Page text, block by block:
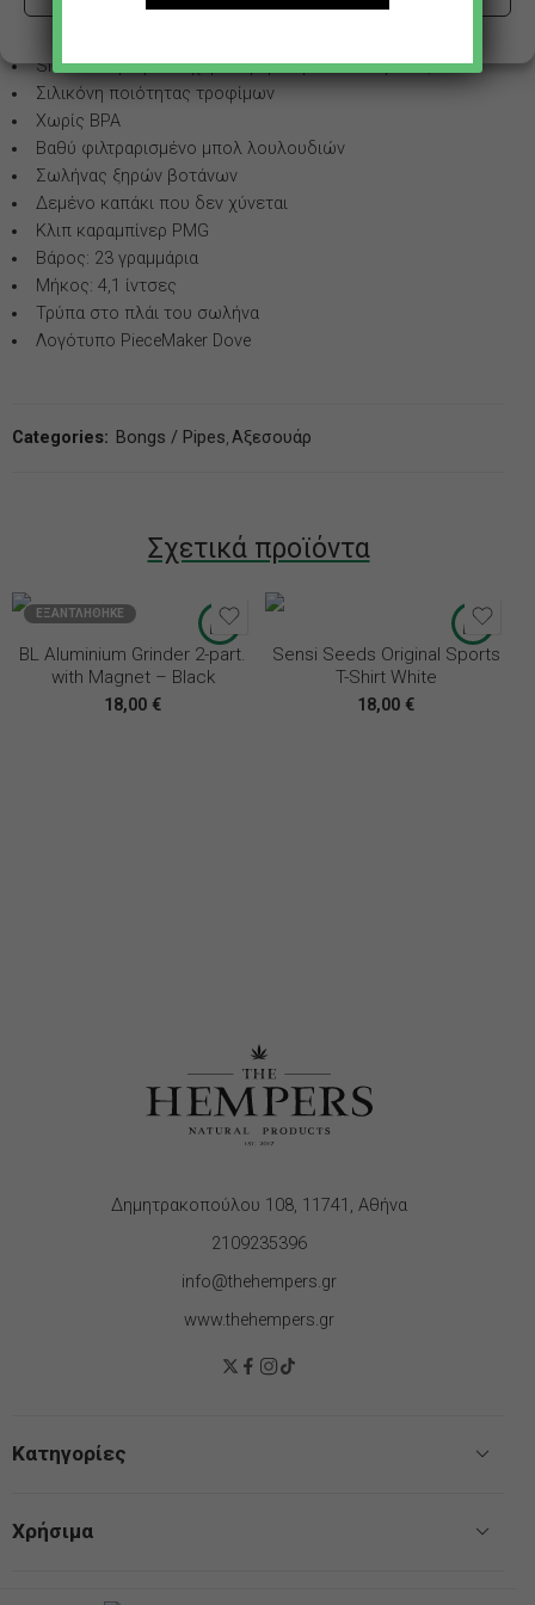
Βολικό κλιπ για να μπορείτε να το μεταφέρετε
Side Carb για μια ευχάριστη εμπειρία καπνίσματος
Σιλικόνη ποιότητας τροφίμων
Χωρίς BPA
Βαθύ φιλτραρισμένο μπολ λουλουδιών
Σωλήνας ξηρών βοτάνων
Δεμένο καπάκι που δεν χύνεται
Κλιπ καραμπίνερ PMG
Βάρος: 23 γραμμάρια
Μήκος: 4,1 ίντσες
Τρύπα στο πλάι του σωλήνα
Λογότυπο PieceMaker Dove
Categories: Bongs / Pipes,Αξεσουάρ
Σχετικά προϊόντα
ΕΞΑΝΤΛΉΘΗΚΕ
BL Aluminium Grinder 2-part.
with Magnet – Black
18,00 €
Sensi Seeds Original Sports
T-Shirt White
18,00 €
S
Δημητρακοπούλου 108, 11741, Αθήνα
2109235396
info@thehempers.gr
www.thehempers.gr
Κατηγορίες
Χρήσιμα